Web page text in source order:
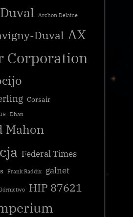
Archon Delaine
Duval AX
Corporation
Corsair
Dhan
Mahon
Federal Times
Frank Raddix
galnet
HIP 87621